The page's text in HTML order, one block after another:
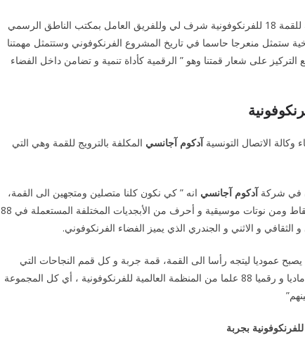
” تعييني كناطقة رسمية للقمة 18 للفرنكوفونية شرف لي وللفريق العامل بمكتب الناطق الرسمي
ستمثل منعرجا حاسما في تاريخ المشروع الفرنكوفوني وستتمثل مهمتنا
التركيز على شعار قمتنا وهو ” الرقمية كأداة تنمية و تضامن داخل الفضاء
وكالة الاتصال التونسيةآدكوم آجانسي المكلفة بالترويج للقمة وهي التي
في شركة آدكوم آجانسي انه ” كي نكون كلنا متصلين ومتجهين الى القمة،
استعملنا على مدى الومضة صورة تيار هوائي مكوّن من نقاط ومن نوتات موسيقية و أحرف من الأبجديات المختلفة المستعملة في 88
الثقافي و الاثني و الجندري الذي يميز الفضاء الفرنكوفوني.
عموديا ليتجه رأسا الى القمة، قمة جربة و كل قمم النجاحات التي
سيحققها هذا الحدث المتميّز الذي سيجمع في راية واحدة ماديا و رقميا 88 علما من المنظمة العالمية للفرنكوفونية ، أي كل المجموعة